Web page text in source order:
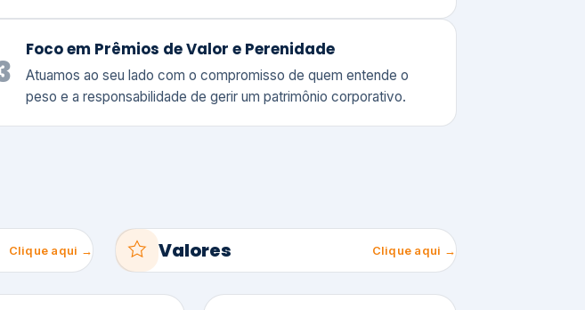
Foco em Prêmios de Valor e Perenidade
Atuamos ao seu lado com o compromisso de quem entende o
peso e a responsabilidade de gerir um patrimônio corporativo.
Clique aqui → Valores Clique aqui →